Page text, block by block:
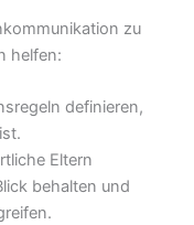
zu
helfen:
definieren,
Eltern
behalten und